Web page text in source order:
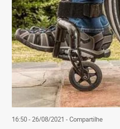
16:50 - 26/08/2021 - Compartilhe